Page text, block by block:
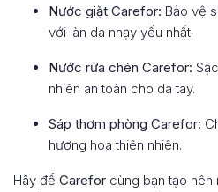
Nước giặt Carefor: Bảo vệ
với làn da nhạy yếu nhất.
Nước rửa chén Carefor:
nhiên an toàn cho da tay.
Sáp thơm phòng Carefor:
hương hoa thiên nhiên.
Hãy để Carefor cùng bạn tạo